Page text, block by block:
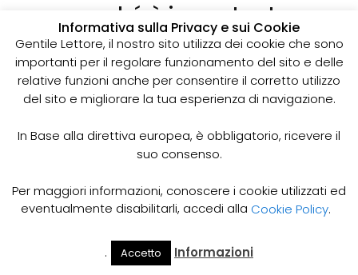
perché è importante
I pozzi neri sono delle strutture sotterranee utilizzate
per la raccolta delle acque reflue domestiche,
soprattutto in zone dove non è disponibile un
sistema di smaltimento delle acque fognarie. Lo
spurgo dei pozzi neri è un’operazione essenziale
e prevenire il rischio di allagamenti, cattivi odori e
infezioni.
Come funziona lo spurgo dei pozzi neri
Lo spurgo dei pozzi neri viene effettuato mediante
specifiche, in grado di aspirare e rimuovere le
acque reflue e i sedimenti accumulati all’interno del
Cerca Il Mio
Informativa sulla Privacy e sui Cookie
Gentile Lettore, il nostro sito utilizza dei cookie che sono
importanti per il regolare funzionamento del sito e delle
relative funzioni anche per consentire il corretto utilizzo
del sito e migliorare la tua esperienza di navigazione.
In Base alla direttiva europea, è obbligatorio, ricevere il
suo consenso.
Per maggiori informazioni, conoscere i cookie utilizzati ed
eventualmente disabilitarli, accedi alla Cookie Policy.
. Accetto Informazioni